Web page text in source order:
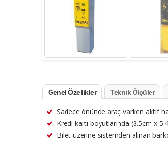
Genel Özellikler Teknik Ölçüler
Sadece önünde araç varken aktif
Kredi kartı boyutlarında (8.5cm x
Bilet üzerine sistemden alınan